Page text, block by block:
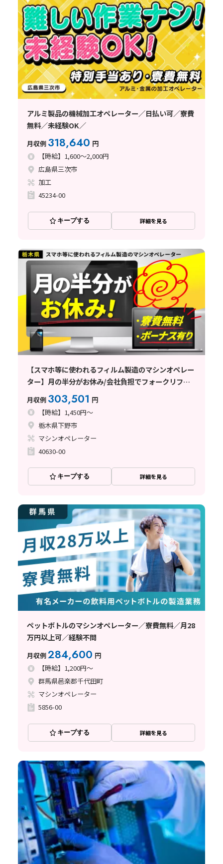
アルミ製品の機械加工オペレーター／日払い可／寮費
無料／未経験OK／
月収例 318,640 円
【時給】1,600～2,000円
広島県三次市
加工
45234-00
キープする 詳細を見る
【スマホ等に使われるフィルム製造のマシンオペレー
ター】月の半分がお休み/会社負担でフォークリフト
の免許取得可/寮費無料/年2回支給！最大20万のボー
ナス有（規定有り）
月収例 303,501 円
【時給】1,450円～
栃木県下野市
マシンオペレーター
40630-00
キープする 詳細を見る
ペットボトルのマシンオペレーター／寮費無料／月28
万円以上可／経験不問
月収例284,600 円
【時給】1,200円～
群馬県邑楽郡千代田町
マシンオペレーター
5856-00
キープする 詳細を見る